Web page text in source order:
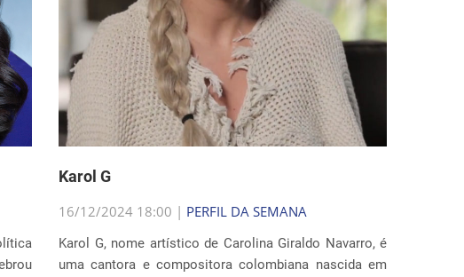
Karol G
16/12/2024 18:00 | PERFIL DA SEMANA
Karol G, nome artístico de Carolina Giraldo Navarro, é
uma cantora e compositora colombiana nascida em